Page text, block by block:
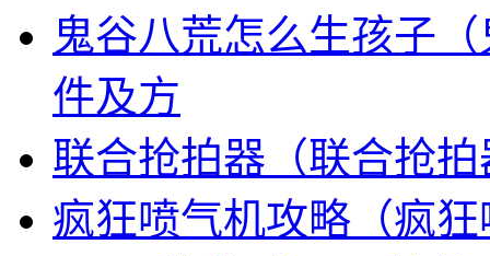
鬼谷八荒怎么生孩子
件及方
联合抢拍器（联合抢
疯狂喷气机攻略（疯